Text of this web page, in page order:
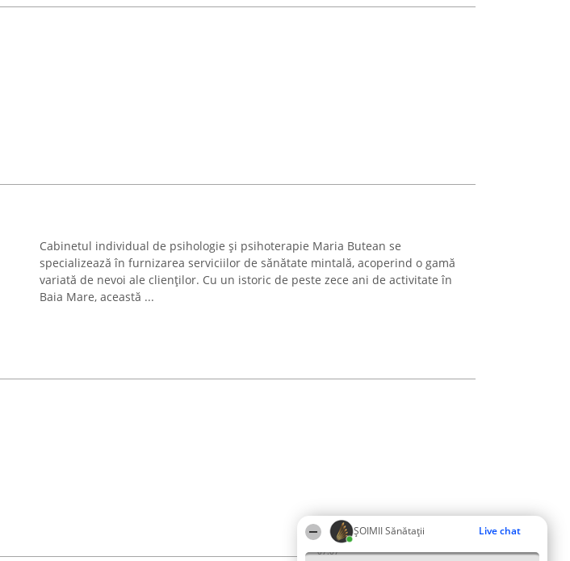
ŞOIMII Sănătații Live chat
07:07
Cabinetul individual de psihologie și psihoterapie Maria Butean se
specializează în furnizarea serviciilor de sănătate mintală, acoperind o gamă
variată de nevoi ale clienților. Cu un istoric de peste zece ani de activitate în
Baia Mare, această ...